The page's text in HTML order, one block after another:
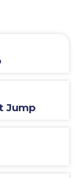
Jump